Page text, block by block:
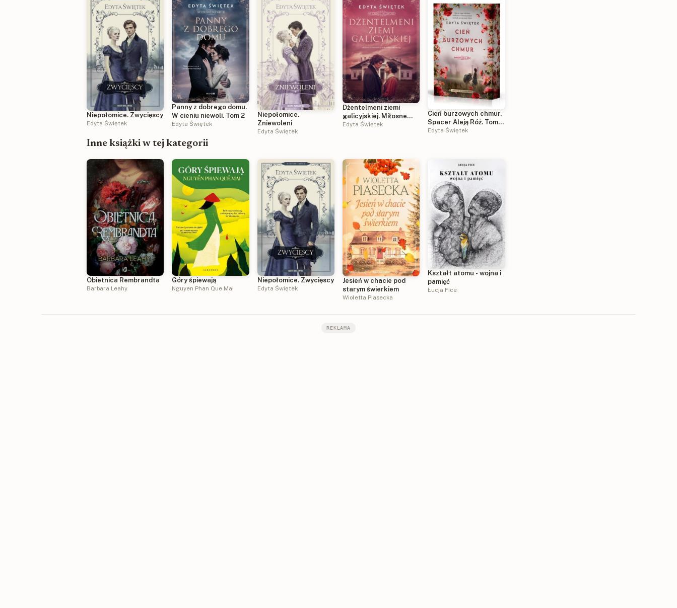
Niepołomice. Zwycięscy
Edyta Świętek
Panny z dobrego domu.
W cieniu niewoli. Tom 2
Edyta Świętek
Niepołomice.
Zniewoleni
Edyta Świętek
Dżentelmeni ziemi
galicyjskiej. Miłosne
zawirowania i
Edyta Świętek
Cień burzowych chmur.
Spacer Aleją Róż. Tom 1
wyd. 2
Edyta Świętek
Inne książki w tej kategorii
Obietnica Rembrandta
Barbara Leahy
Góry śpiewają
Nguyen Phan Que Mai
Niepołomice. Zwycięscy
Edyta Świętek
Jesień w chacie pod
starym świerkiem
Wioletta Piasecka
Kształt atomu - wojna i
pamięć
Łucja Fice
REKLAMA